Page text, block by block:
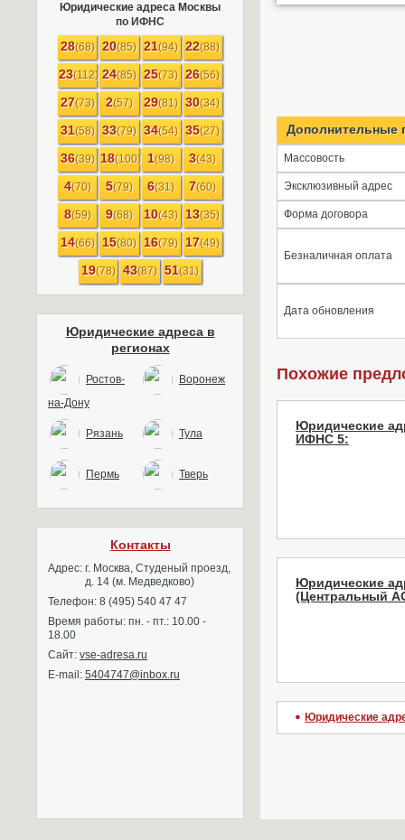
Юридические адреса Москвы
по ИФНС
28(68) 20(85) 21(94) 22(88)
23(112) 24(85) 25(73) 26(56)
27(73) 2(57) 29(81) 30(34)
31(58) 33(79) 34(54) 35(27)
36(39) 18(100) 1(98) 3(43)
4(70) 5(79) 6(31) 7(60)
8(59) 9(68) 10(43) 13(35)
14(66) 15(80) 16(79) 17(49)
19(78) 43(87) 51(31)
Юридические адреса в
регионах
Ростов-
на-Дону
Воронеж
Рязань Тула
Пермь Тверь
Контакты
Адрес: г. Москва, Студеный проезд,
д. 14 (м. Медведково)
Телефон: 8 (495) 540 47 47
Время работы: пн. - пт.: 10.00 -
18.00
Сайт: vse-adresa.ru
E-mail: 5404747@inbox.ru
Дополнительные
Массовость
Эксклюзивный адрес
Форма договора
Безналичная оплата
Дата обновления
Похожие
Юридические
ИФНС 5:
Юридические
(Центральный
Юридические